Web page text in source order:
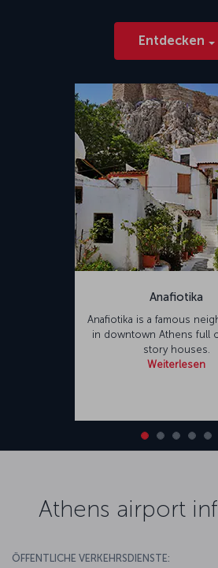
Entdecken
Anafiotika
Anafiotika is a famous
in downtown Athens full
story houses.
Weiterlesen
Athens airport
ÖFFENTLICHE VERKEHRSDIENSTE: